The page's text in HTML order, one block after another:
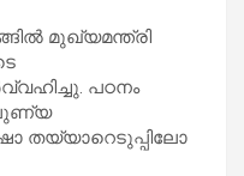
മുഖ്യമന്ത്രി
പഠനം
തയ്യാറെടുപ്പിലോ